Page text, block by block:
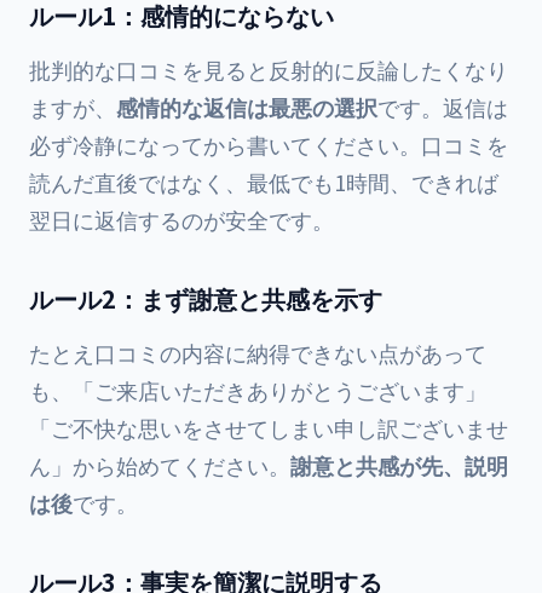
ルール1：感情的にならない
批判的な口コミを見ると反射的に反論したくなり
ますが、 感情的な返信は最悪の選択です。返信は
必ず冷静になってから書いてください。口コミを
読んだ直後ではなく、最低でも1時間、できれば
翌日に返信するのが安全です。
ルール2：まず謝意と共感を示す
たとえ口コミの内容に納得できない点があって
も、「ご来店いただきありがとうございます」
「ご不快な思いをさせてしまい申し訳ございませ
ん」から始めてください。 謝意と共感が先、説明
は後です。
ルール3：事実を簡潔に説明する